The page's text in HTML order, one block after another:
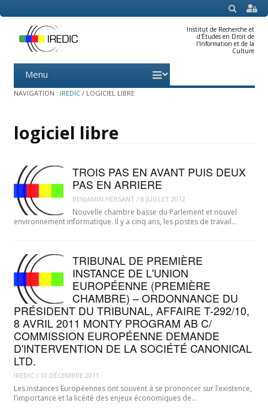
SEARCH
Institut de Recherche et
d'Études en Droit de
l'Information et de la
Culture
Menu
content
NAVIGATION : IREDIC / LOGICIEL LIBRE
logiciel libre
TROIS PAS EN AVANT PUIS DEUX
PAS EN ARRIERE
BENJAMIN.HERSANT / 8 JUILLET 2012
Nouvelle chambre basse du Parlement et nouvel
environnement informatique. Il y a cinq ans, les postes de travail…
TRIBUNAL DE PREMIÈRE
INSTANCE DE L'UNION
EUROPÉENNE (PREMIÈRE
CHAMBRE) – ORDONNANCE DU
PRÉSIDENT DU TRIBUNAL, AFFAIRE T-292/10,
8 AVRIL 2011 MONTY PROGRAM AB C/
COMMISSION EUROPÉENNE DEMANDE
D'INTERVENTION DE LA SOCIÉTÉ CANONICAL
LTD.
IREDIC/ 10 DÉCEMBRE 2011
Les instances Européennes ont souvent à se prononcer sur l’existence,
l’importance et la licéité des enjeux économiques de…